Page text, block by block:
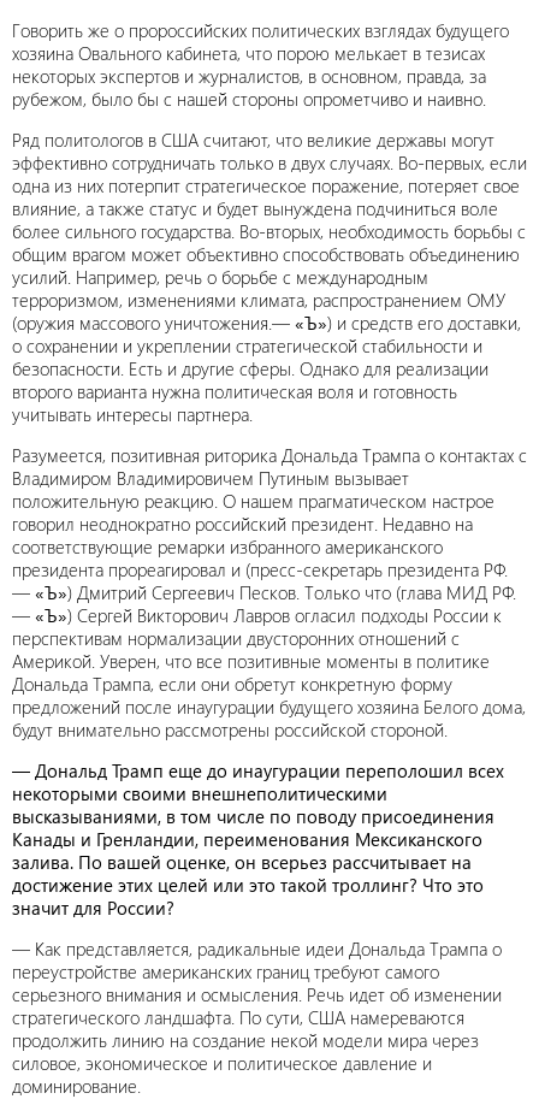
Говорить же о пророссийских политических взглядах будущего
хозяина Овального кабинета, что порою мелькает в тезисах
некоторых экспертов и журналистов, в основном, правда, за
рубежом, было бы с нашей стороны опрометчиво и наивно.
Ряд политологов в США считают, что великие державы могут
эффективно сотрудничать только в двух случаях. Во-первых, если
одна из них потерпит стратегическое поражение, потеряет свое
влияние, а также статус и будет вынуждена подчиниться воле
более сильного государства. Во-вторых, необходимость борьбы с
общим врагом может объективно способствовать объединению
усилий. Например, речь о борьбе с международным
терроризмом, изменениями климата, распространением ОМУ
(оружия массового уничтожения.— «Ъ») и средств его доставки,
о сохранении и укреплении стратегической стабильности и
безопасности. Есть и другие сферы. Однако для реализации
второго варианта нужна политическая воля и готовность
учитывать интересы партнера.
Разумеется, позитивная риторика Дональда Трампа о контактах с
Владимиром Владимировичем Путиным вызывает
положительную реакцию. О нашем прагматическом настрое
говорил неоднократно российский президент. Недавно на
соответствующие ремарки избранного американского
президента прореагировал и (пресс-секретарь президента РФ.
— «Ъ») Дмитрий Сергеевич Песков. Только что (глава МИД РФ.
— «Ъ») Сергей Викторович Лавров огласил подходы России к
перспективам нормализации двусторонних отношений с
Америкой. Уверен, что все позитивные моменты в политике
Дональда Трампа, если они обретут конкретную форму
предложений после инаугурации будущего хозяина Белого дома,
будут внимательно рассмотрены российской стороной.
— Дональд Трамп еще до инаугурации переполошил всех
некоторыми своими внешнеполитическими
высказываниями, в том числе по поводу присоединения
Канады и Гренландии, переименования Мексиканского
залива. По вашей оценке, он всерьез рассчитывает на
достижение этих целей или это такой троллинг? Что это
значит для России?
— Как представляется, радикальные идеи Дональда Трампа о
переустройстве американских границ требуют самого
серьезного внимания и осмысления. Речь идет об изменении
стратегического ландшафта. По сути, США намереваются
продолжить линию на создание некой модели мира через
силовое, экономическое и политическое давление и
доминирование.